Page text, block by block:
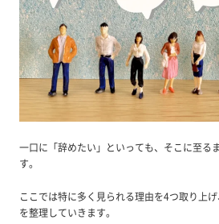
一口に「辞めたい」といっても、そこに至る
す。
ここでは特に多く見られる理由を4つ取り上
を整理していきます。